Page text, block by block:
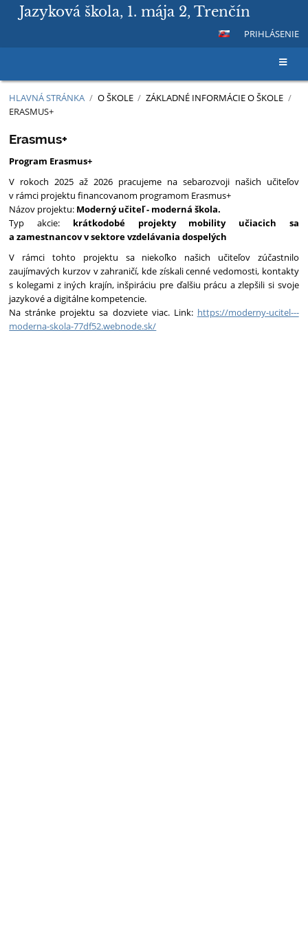
Jazyková škola, 1. mája 2, Trenčín
PRIHLÁSENIE
HLAVNÁ STRÁNKA / O ŠKOLE / ZÁKLADNÉ INFORMÁCIE O ŠKOLE /
ERASMUS+
Erasmus+
Erasmus+
Program Erasmus+
V rokoch 2025 až 2026 pracujeme na sebarozvoji našich učiteľov
v rámci projektu financovanom programom Erasmus+
Názov projektu: Moderný učiteľ - moderná škola.
Typ akcie: krátkodobé projekty mobility učiacich sa
a zamestnancov v sektore vzdelávania dospelých
V rámci tohto projektu sa niekoľko našich učiteľov zúčastnilo
zaujímavých kurzov v zahraničí, kde získali cenné vedomosti, kontakty
s kolegami z iných krajín, inšpiráciu pre ďalšiu prácu a zlepšili si svoje
jazykové a digitálne kompetencie.
Na stránke projektu sa dozviete viac. Link: https://moderny-ucitel---
moderna-skola-77df52.webnode.sk/